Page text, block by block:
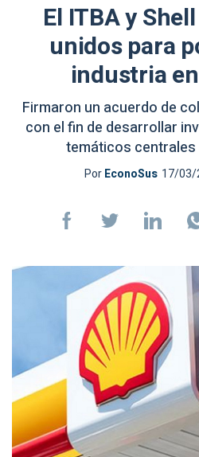
El ITBA y
unidos para
industria
Firmaron un acuerdo de
con el fin de desarrollar
temáticos centrales
PorEconoSus 17/03/